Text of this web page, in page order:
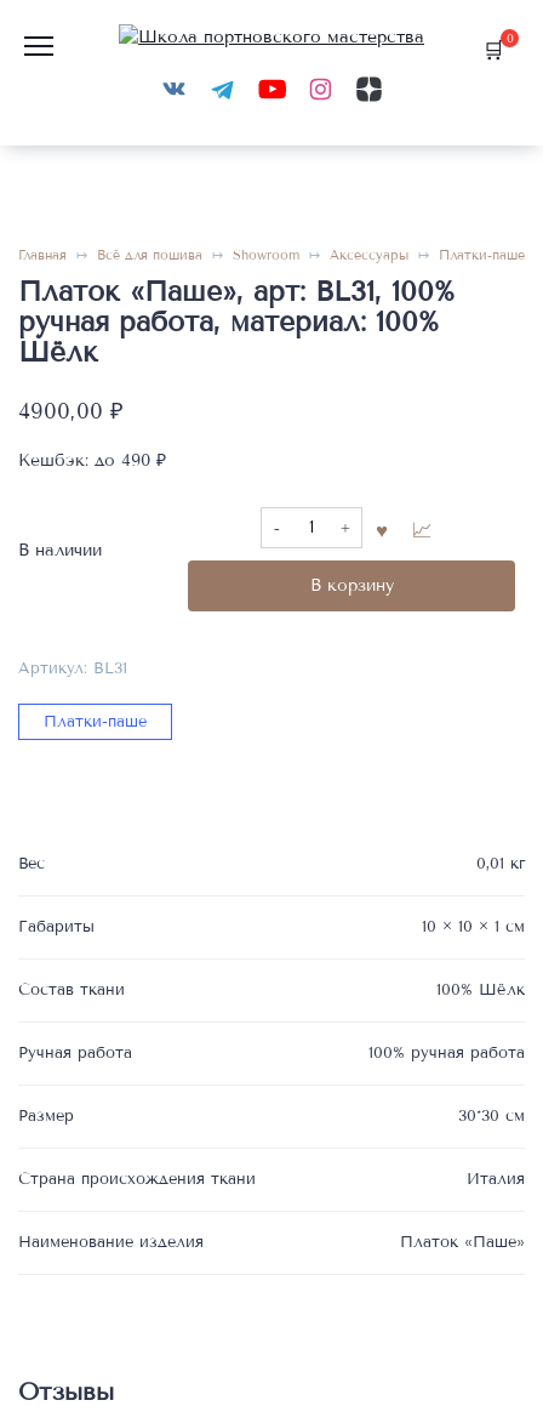
содержанию
0
Главная Всё для пошива Showroom Аксессуары Платки-паше
Платок «Паше», арт: BL31, 100%
ручная работа, материал: 100%
Шёлк
4900,00 ₽
Кешбэк: до 490 ₽
В наличии
Количество
товара
«Паше»,В корзину
Артикул: BL31
Платки-паше
Вес 0,01 кг
Габариты 10 × 10 × 1 см
Состав ткани 100% Шёлк
Ручная работа 100% ручная работа
Размер 30*30 см
Страна происхождения ткани Италия
Наименование изделия Платок «Паше»
Отзывы